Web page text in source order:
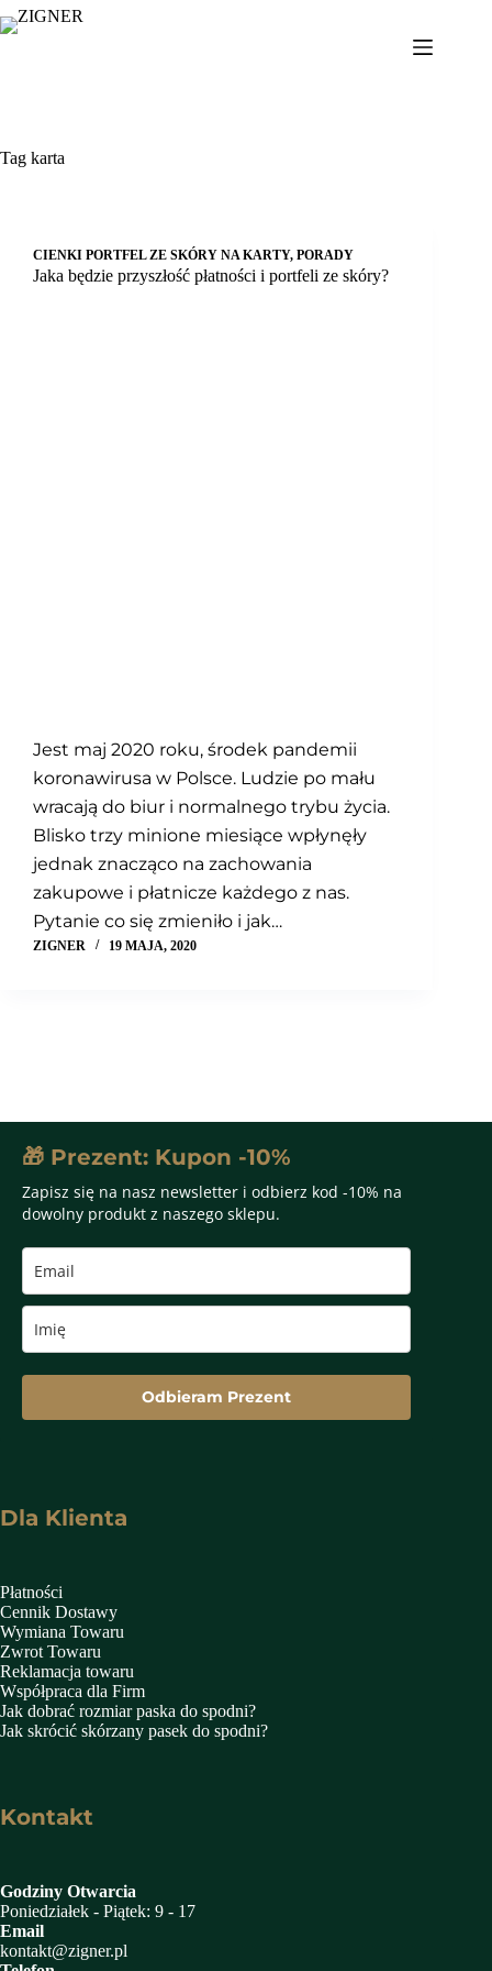
Przejdź
do
Tag karta
CIENKI PORTFEL ZE SKÓRY NA KARTY, PORADY
Jaka będzie przyszłość płatności i portfeli ze skóry?
Jest maj 2020 roku, środek pandemii
koronawirusa w Polsce. Ludzie po mału
wracają do biur i normalnego trybu życia.
Blisko trzy minione miesiące wpłynęły
jednak znacząco na zachowania
zakupowe i płatnicze każdego z nas.
Pytanie co się zmieniło i jak…
ZIGNER 19 MAJA, 2020
🎁 Prezent: Kupon -10%
Zapisz się na nasz newsletter i odbierz kod -10% na
dowolny produkt z naszego sklepu.
Odbieram Prezent
Dla Klienta
Płatności
Cennik Dostawy
Wymiana Towaru
Zwrot Towaru
Reklamacja towaru
Współpraca dla Firm
Jak dobrać rozmiar paska do spodni?
Jak skrócić skórzany pasek do spodni?
Kontakt
Godziny Otwarcia
Poniedziałek - Piątek: 9 - 17
Email
kontakt@zigner.pl